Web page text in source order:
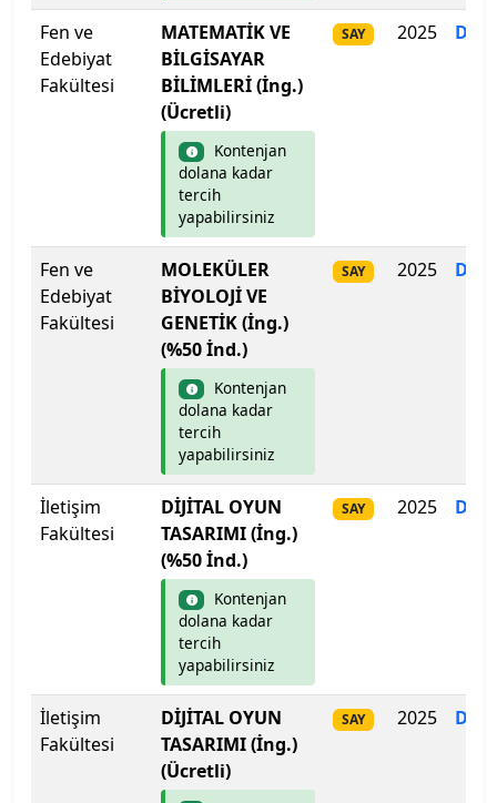
Sağlık Bilimleri Üniversitesi
Sağlık Bilimleri Üniversitesi
Sağlık Bilimleri Üniversitesi
Sağlık Bilimleri Üniversitesi
Sağlık Bilimleri Üniversitesi
Sakarya Uygulamalı Bilimler Üniversitesi
Sakarya Üniversitesi
Samsun Üniversitesi
Sanko Üniversitesi
Selçuk Üniversitesi
Siirt Üniversitesi
Sinop Üniversitesi
Sivas Bilim ve Teknoloji Üniversitesi
Sivas Cumhuriyet Üniversitesi
Süleyman Demirel Üniversitesi
Fen ve
Edebiyat
Fakültesi
MATEMATİK VE
BİLGİSAYAR
BİLİMLERİ (İng.)
(Ücretli)
Kontenjan
dolana kadar
tercih
yapabilirsiniz
SAY 2025
Fen ve
Edebiyat
Fakültesi
MOLEKÜLER
BİYOLOJİ VE
GENETİK (İng.)
(%50 İnd.)
Kontenjan
dolana kadar
tercih
yapabilirsiniz
SAY 2025
İletişim
Fakültesi
DİJİTAL OYUN
TASARIMI (İng.)
(%50 İnd.)
Kontenjan
dolana kadar
tercih
yapabilirsiniz
SAY 2025
İletişim
Fakültesi
DİJİTAL OYUN
TASARIMI (İng.)
(Ücretli)
SAY 2025